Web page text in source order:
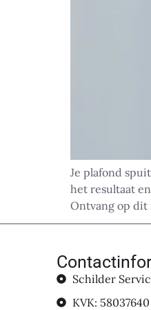
Je plafond
het resultaat
Ontvang op
Schilder
KVK: 58037640